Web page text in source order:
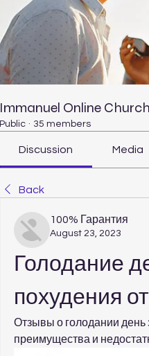
Immanuel Online
Public · 35 members
Discussion Media
Back
100% Гарантия
August 23, 2023
Голодание
похудения
Отзывы о голодании день
преимущества и